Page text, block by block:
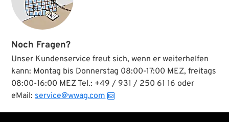
Noch Fragen?
Unser Kundenservice freut sich, wenn er weiterhelfen
kann: Montag bis Donnerstag 08:00-17:00 MEZ, freitags
08:00-16:00 MEZ Tel.: +49 / 931 / 250 61 16 oder
eMail:service@wwag.com